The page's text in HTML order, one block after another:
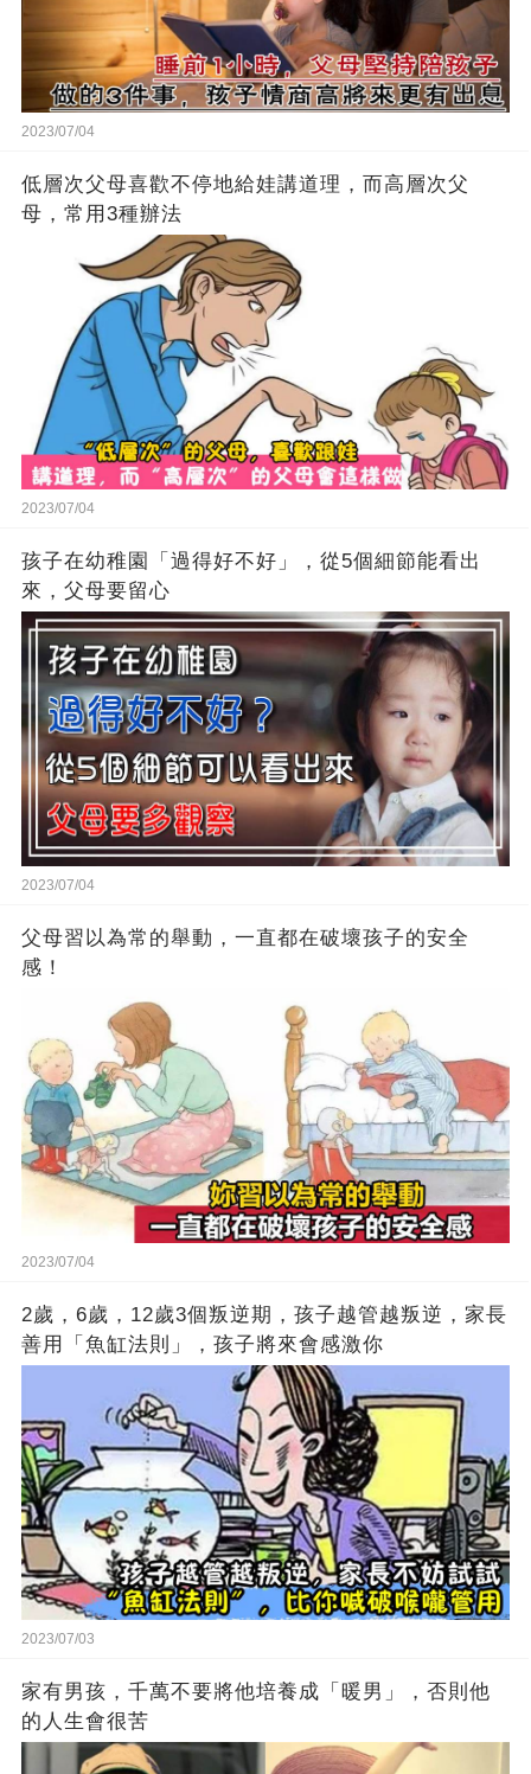
2023/07/04
低層次父母喜歡不停地給娃講道理，而高層次父
母，常用3種辦法
2023/07/04
孩子在幼稚園「過得好不好」，從5個細節能看出
來，父母要留心
2023/07/04
父母習以為常的舉動，一直都在破壞孩子的安全
感！
2023/07/04
2歲，6歲，12歲3個叛逆期，孩子越管越叛逆，家長
善用「魚缸法則」，孩子將來會感激你
2023/07/03
家有男孩，千萬不要將他培養成「暖男」，否則他
的人生會很苦